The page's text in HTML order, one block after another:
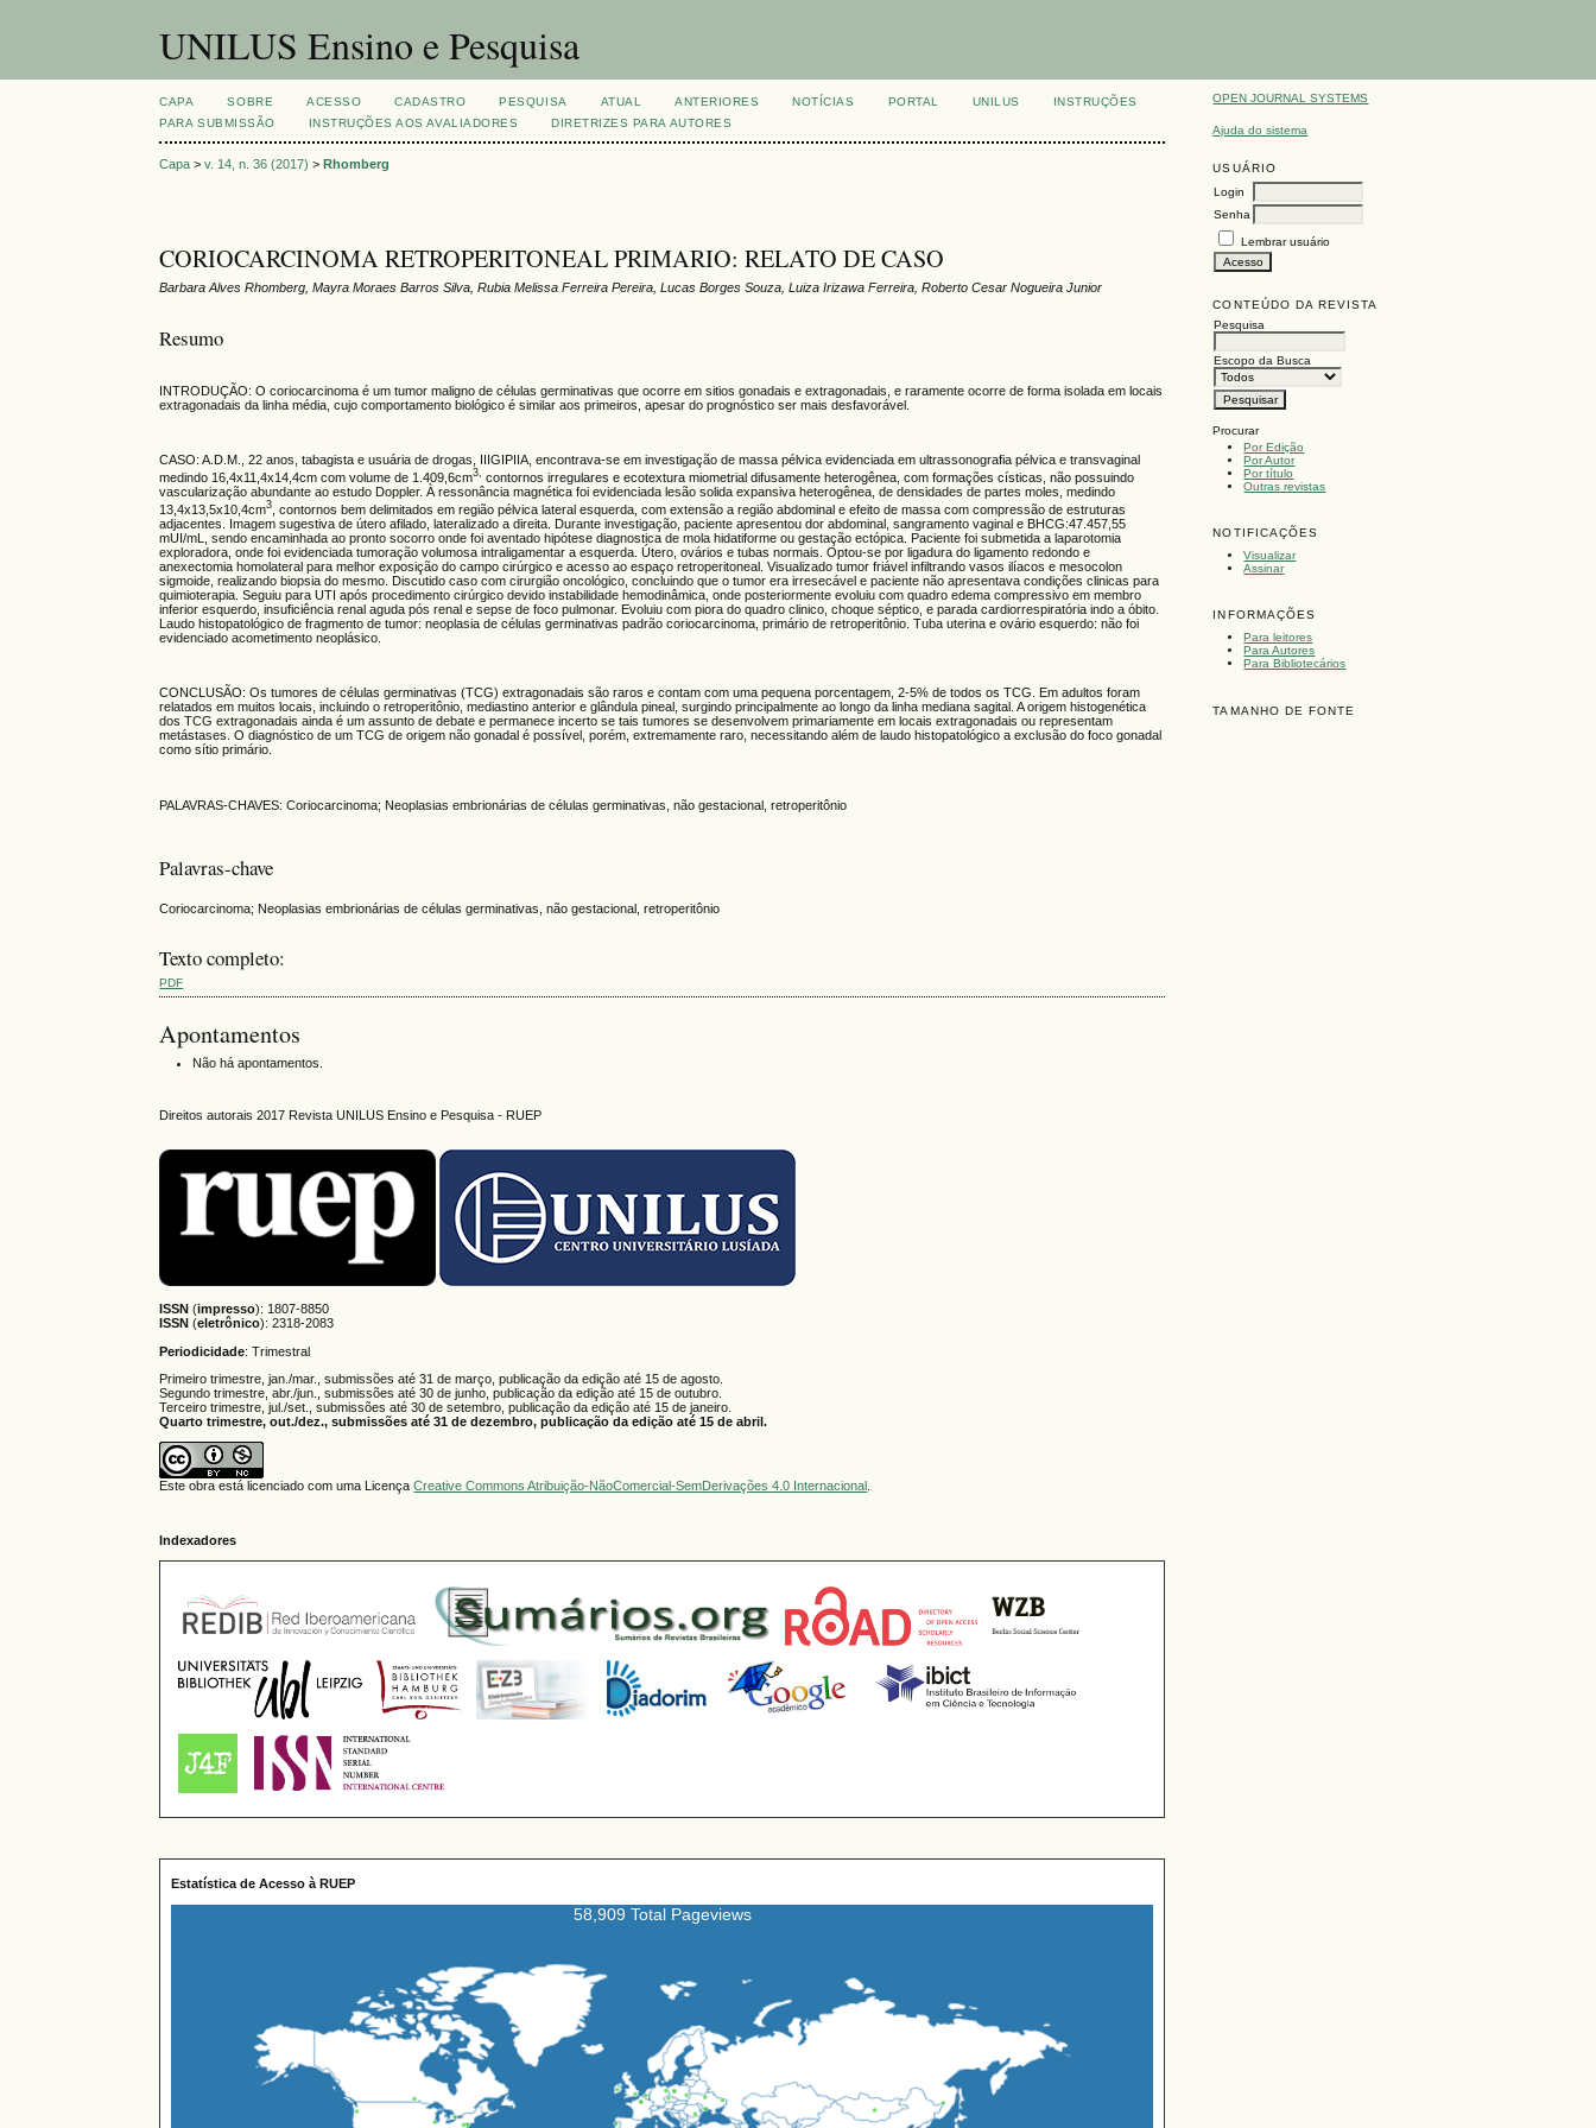
UNILUS Ensino e Pesquisa
OPEN JOURNAL SYSTEMS
Ajuda do sistema
USUÁRIO
Login
Senha
Lembrar usuário
CONTEÚDO DA REVISTA
Pesquisa
Escopo da Busca
Procurar
Por Edição
Por Autor
Por título
Outras revistas
NOTIFICAÇÕES
Visualizar
Assinar
INFORMAÇÕES
Para leitores
Para Autores
Para Bibliotecários
TAMANHO DE FONTE
CAPA SOBRE ACESSO CADASTRO PESQUISA ATUAL ANTERIORES NOTÍCIAS PORTAL UNILUS
INSTRUÇÕES
PARA SUBMISSÃO
INSTRUÇÕES AOS AVALIADORES DIRETRIZES PARA AUTORES
Capa >v. 14, n. 36 (2017) >Rhomberg
CORIOCARCINOMA RETROPERITONEAL PRIMARIO: RELATO DE CASO
Barbara Alves Rhomberg, Mayra Moraes Barros Silva, Rubia Melissa Ferreira Pereira, Lucas Borges Souza, Luiza Irizawa Ferreira, Roberto Cesar Nogueira Junior
Resumo
INTRODUÇÃO: O coriocarcinoma é um tumor maligno de células germinativas que ocorre em sitios gonadais e extragonadais, e raramente ocorre de forma isolada em locais
extragonadais da linha média, cujo comportamento biológico é similar aos primeiros, apesar do prognóstico ser mais desfavorável.
CASO: A.D.M., 22 anos, tabagista e usuária de drogas, IIIGIPIIA, encontrava-se em investigação de massa pélvica evidenciada em ultrassonografia pélvica e transvaginal
medindo 16,4x11,4x14,4cm com volume de 1.409,6cm3, contornos irregulares e ecotextura miometrial difusamente heterogênea, com formações císticas, não possuindo
vascularização abundante ao estudo Doppler. À ressonância magnética foi evidenciada lesão solida expansiva heterogênea, de densidades de partes moles, medindo
13,4x13,5x10,4cm3 , contornos bem delimitados em região pélvica lateral esquerda, com extensão a região abdominal e efeito de massa com compressão de estruturas
adjacentes. Imagem sugestiva de útero afilado, lateralizado a direita. Durante investigação, paciente apresentou dor abdominal, sangramento vaginal e BHCG:47.457,55
mUI/mL, sendo encaminhada ao pronto socorro onde foi aventado hipótese diagnostica de mola hidatiforme ou gestação ectópica. Paciente foi submetida a laparotomia
exploradora, onde foi evidenciada tumoração volumosa intraligamentar a esquerda. Útero, ovários e tubas normais. Optou-se por ligadura do ligamento redondo e
anexectomia homolateral para melhor exposição do campo cirúrgico e acesso ao espaço retroperitoneal. Visualizado tumor friável infiltrando vasos ilíacos e mesocolon
sigmoide, realizando biopsia do mesmo. Discutido caso com cirurgião oncológico, concluindo que o tumor era irresecável e paciente não apresentava condições clinicas para
quimioterapia. Seguiu para UTI após procedimento cirúrgico devido instabilidade hemodinâmica, onde posteriormente evoluiu com quadro edema compressivo em membro
inferior esquerdo, insuficiência renal aguda pós renal e sepse de foco pulmonar. Evoluiu com piora do quadro clinico, choque séptico, e parada cardiorrespiratória indo a óbito.
Laudo histopatológico de fragmento de tumor: neoplasia de células germinativas padrão coriocarcinoma, primário de retroperitônio. Tuba uterina e ovário esquerdo: não foi
evidenciado acometimento neoplásico.
CONCLUSÃO: Os tumores de células germinativas (TCG) extragonadais são raros e contam com uma pequena porcentagem, 2-5% de todos os TCG. Em adultos foram
relatados em muitos locais, incluindo o retroperitônio, mediastino anterior e glândula pineal, surgindo principalmente ao longo da linha mediana sagital. A origem histogenética
dos TCG extragonadais ainda é um assunto de debate e permanece incerto se tais tumores se desenvolvem primariamente em locais extragonadais ou representam
metástases. O diagnóstico de um TCG de origem não gonadal é possível, porém, extremamente raro, necessitando além de laudo histopatológico a exclusão do foco gonadal
como sítio primário.
PALAVRAS-CHAVES: Coriocarcinoma; Neoplasias embrionárias de células germinativas, não gestacional, retroperitônio
Palavras-chave
Coriocarcinoma; Neoplasias embrionárias de células germinativas, não gestacional, retroperitônio
Texto completo:
PDF
Apontamentos
Não há apontamentos.
Direitos autorais 2017 Revista UNILUS Ensino e Pesquisa - RUEP
ISSN (impresso): 1807-8850
ISSN (eletrônico):2318-2083
Periodicidade: Trimestral
Primeiro trimestre, jan./mar., submissões até 31 de março, publicação da edição até 15 de agosto.
Segundo trimestre, abr./jun., submissões até 30 de junho, publicação da edição até 15 de outubro.
Terceiro trimestre, jul./set., submissões até 30 de setembro, publicação da edição até 15 de janeiro.
Quarto trimestre, out./dez., submissões até 31 de dezembro, publicação da edição até 15 de abril.
Este obra está licenciado com uma LicençaCreative Commons Atribuição-NãoComercial-SemDerivações 4.0 Internacional
Indexadores
Estatística de Acesso à RUEP
58,909 Total Pageviews